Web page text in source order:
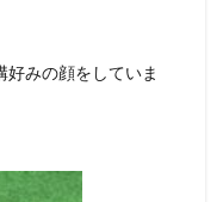
みの顔をしていま